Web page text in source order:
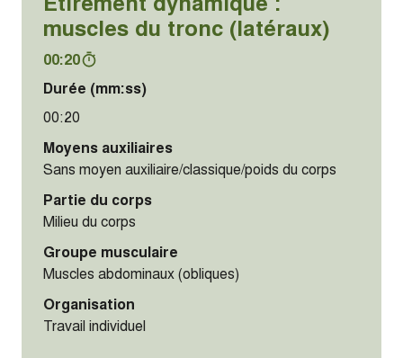
muscles du tronc (latéraux)
00:20
Durée (mm:ss)
00:20
Moyens auxiliaires
Sans moyen auxiliaire/classique/poids du corps
Partie du corps
Milieu du corps
Groupe musculaire
Muscles abdominaux (obliques)
Organisation
Travail individuel